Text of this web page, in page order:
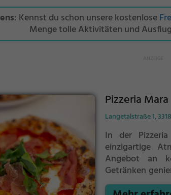
: Kennst du schon unsere kostenlose
Menge tolle Aktivitäten und
Pizzeria Mara
Langetalstraße 1,
In der
einzigartige
Angebot an
Getränken
Vegetarisch,